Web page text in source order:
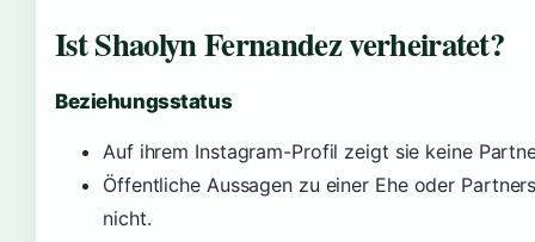
Ist Shaolyn Fernandez verheiratet?
Beziehungsstatus
Auf ihrem Instagram-Profil zeigt sie keine
Öffentliche Aussagen zu einer Ehe oder
nicht.